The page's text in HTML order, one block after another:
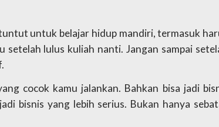
untuk belajar hidup mandiri, termasuk
setelah lulus kuliah nanti. Jangan sampai
cocok kamu jalankan. Bahkan bisa jadi
bisnis yang lebih serius. Bukan hanya